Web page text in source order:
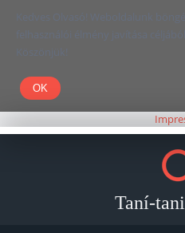
Kedves Olvasó! Weboldalunk
felhasználói élmény javítása
Köszönjük!
Taní-